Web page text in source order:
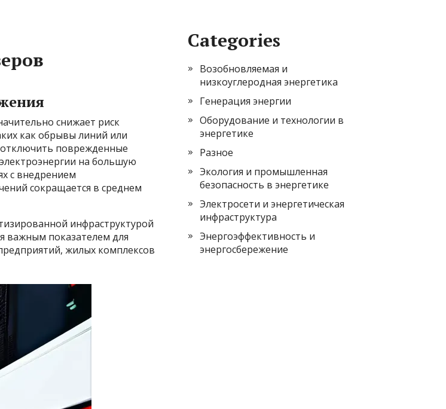
снижает риск
как обрывы линий или
поврежденные
на большую
с внедрением
сокращается в среднем
инфраструктурой
важным показателем для
жилых комплексов
Categories
Возобновляемая и
низкоуглеродная энергетика
Генерация энергии
Оборудование и технологии в
энергетике
Разное
Экология и промышленная
безопасность в энергетике
Электросети и энергетическая
инфраструктура
Энергоэффективность и
энергосбережение